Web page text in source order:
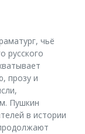
чьё
русского
прозу и
Пушкин
в истории